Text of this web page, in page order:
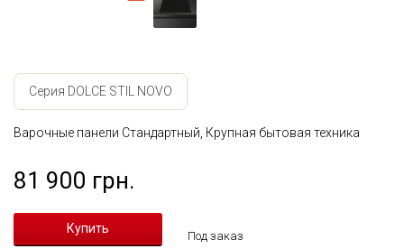
Серия DOLCE STIL NOVO
Варочные панели Стандартный, Крупная бытовая техника
81 900 грн.
Под заказ